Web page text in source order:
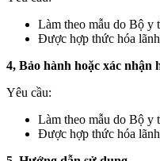
Làm theo mẫu do Bộ y
Được hợp thức hóa
4, Bảo hành hoặc xác nhận
Yêu cầu:
Làm theo mẫu do Bộ y
Được hợp thức hóa